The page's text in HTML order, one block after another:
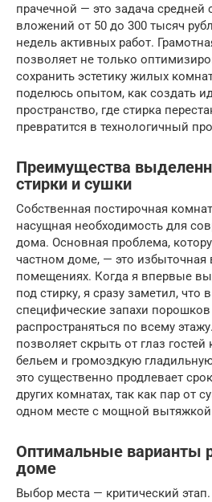
прачечной — это задача
вложений от 50 до 300 тысяч
недель активных работ.
позволяет не только
сохранить эстетику жилых
поделюсь опытом, как создать
пространство, где стирка
превратится в технологичный
Преимущества
стирки и сушки
Собственная постирочная
насущная необходимость для
дома. Основная проблема,
частном доме, — это
помещениях. Когда я впервые
под стирку, я сразу заметил, что
специфические запахи порошков
распространяться по всему
позволяет скрыть от глаз
бельем и громоздкую
это существенно продлевает
других комнатах, так как пар от
одном месте с мощной
Оптимальные варианты
доме
Выбор места — критический